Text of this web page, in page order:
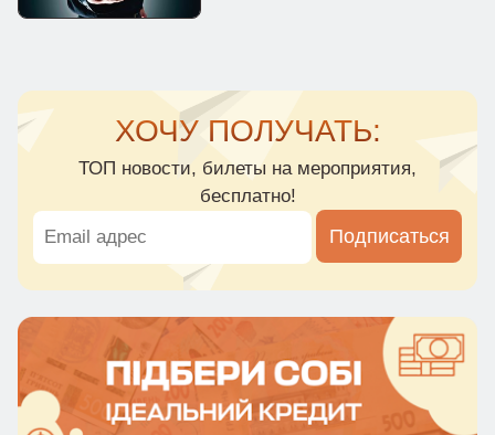
ХОЧУ ПОЛУЧАТЬ:
ТОП новости, билеты на мероприятия,
бесплатно!
Подписаться